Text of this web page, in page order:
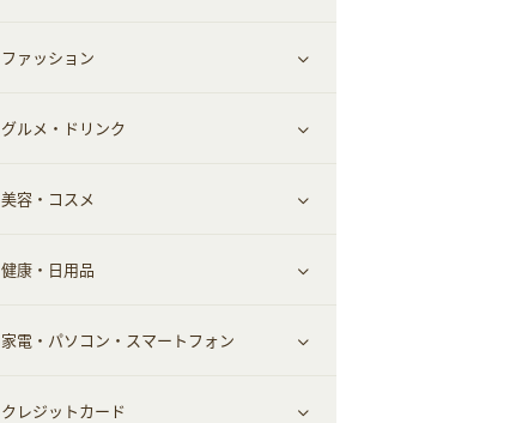
すべて見る
総合通販
デパート・スーパー
ファッション
すべて見る
ファッション
インナー・下着
靴・フットウェア
小物・かばん
グルメ・ドリンク
すべて見る
グルメ
ドリンク
お酒
美容・コスメ
すべて見る
スキンケア
メイクアップ
健康・日用品
すべて見る
健康食品｜青汁・飲料
家電・パソコン・スマートフォン
すべて見る
クレジットカード